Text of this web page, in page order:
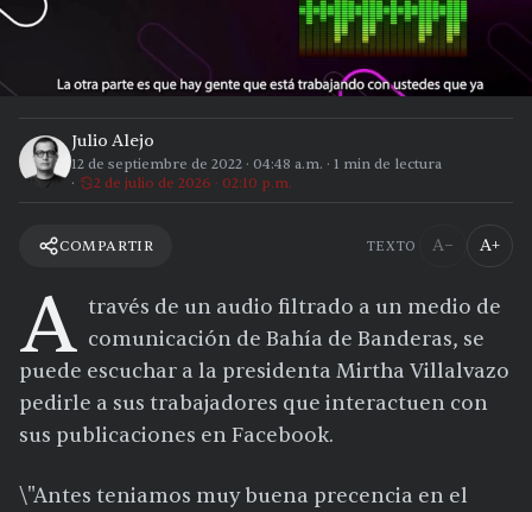
Julio Alejo
12 de septiembre de 2022 · 04:48 a.m. · 1 min de lectura
2 de julio de 2026 · 02:10 p.m.
COMPARTIR TEXTO A− A+
A través de un audio filtrado a un medio de
comunicación de Bahía de Banderas, se
puede escuchar a la presidenta Mirtha Villalvazo
pedirle a sus trabajadores que interactuen con
sus publicaciones en Facebook.
\"Antes teniamos muy buena precencia en el